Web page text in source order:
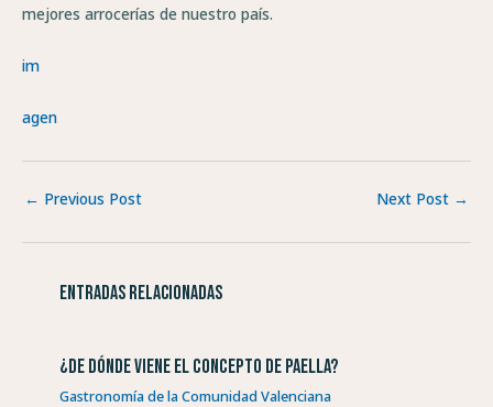
mejores arrocerías de nuestro país.
im
agen
← Previous Post Next Post →
Entradas relacionadas
¿De dónde viene el concepto de paella?
Gastronomía de la Comunidad Valenciana